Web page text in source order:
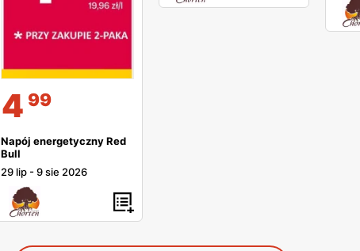
4 99
Napój energetyczny Red
Bull
29 lip -9 sie 2026